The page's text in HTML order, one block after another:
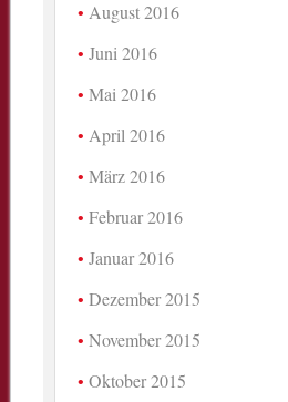
August 2016
Juni 2016
Mai 2016
April 2016
März 2016
Februar 2016
Januar 2016
Dezember 2015
November 2015
Oktober 2015